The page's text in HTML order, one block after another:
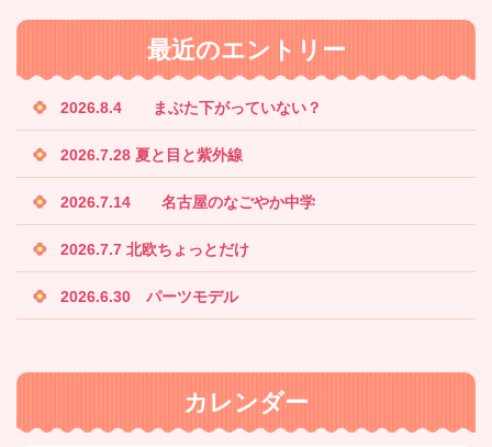
最近のエントリー
2026.8.4 まぶた下がっていない？
2026.7.28 夏と目と紫外線
2026.7.14 名古屋のなごやか中学
2026.7.7 北欧ちょっとだけ
2026.6.30 パーツモデル
カレンダー